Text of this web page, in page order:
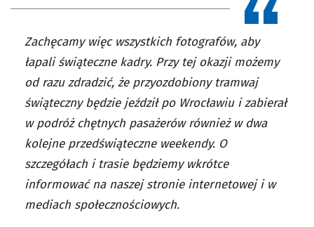
Zachęcamy więc wszystkich fotografów, aby
łapali świąteczne kadry. Przy tej okazji możemy
od razu zdradzić, że przyozdobiony tramwaj
świąteczny będzie jeździł po Wrocławiu i zabierał
w podróż chętnych pasażerów również w dwa
kolejne przedświąteczne weekendy. O
szczegółach i trasie będziemy wkrótce
informować na naszej stronie internetowej i w
mediach społecznościowych.